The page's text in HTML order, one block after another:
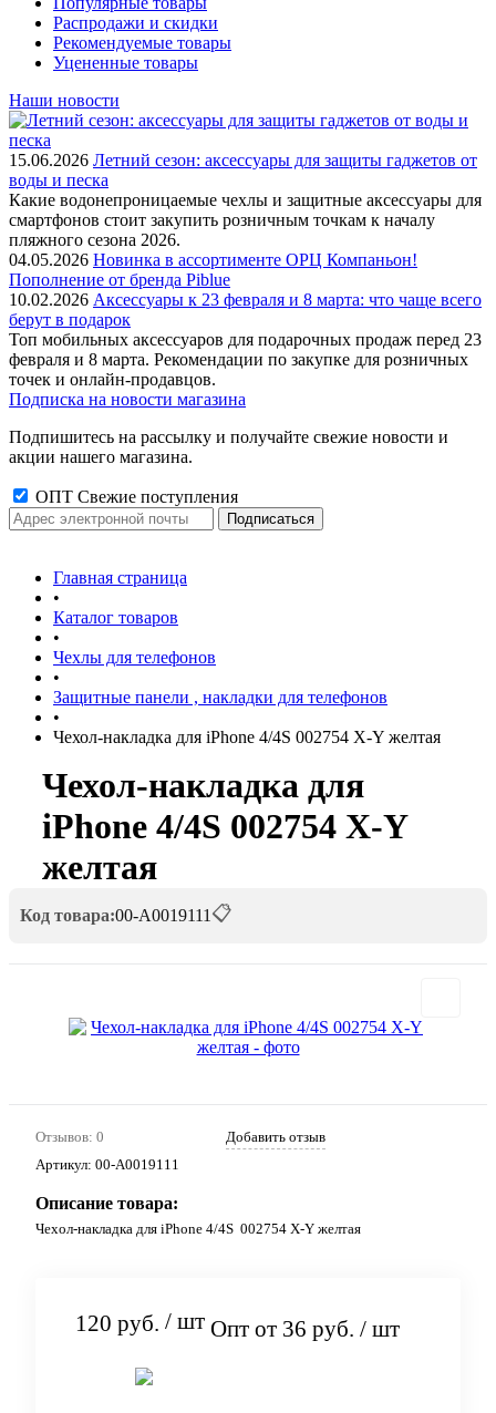
Распродажи и скидки
Рекомендуемые товары
Уцененные товары
Наши новости
15.06.2026 Летний сезон: аксессуары для защиты гаджетов от
воды и песка
Какие водонепроницаемые чехлы и защитные аксессуары для
смартфонов стоит закупить розничным точкам к началу
пляжного сезона 2026.
04.05.2026 Новинка в ассортименте OРЦ Компаньон!
Пополнение от бренда Piblue
10.02.2026 Аксессуары к 23 февраля и 8 марта: что чаще всего
берут в подарок
Топ мобильных аксессуаров для подарочных продаж перед 23
февраля и 8 марта. Рекомендации по закупке для розничных
точек и онлайн-продавцов.
Подписка на новости магазина
Подпишитесь на рассылку и получайте свежие новости и
акции нашего магазина.
ОПТ Свежие поступления
Главная страница
•
Каталог товаров
•
Чехлы для телефонов
•
Защитные панели , накладки для телефонов
•
Чехол-накладка для iPhone 4/4S 002754 X-Y желтая
Чехол-накладка для
iPhone 4/4S 002754 X-Y
желтая
Код товара:00-А0019111 📋
Отзывов: 0
Добавить отзыв
Артикул: 00-А0019111
Описание товара:
Чехол-накладка для iPhone 4/4S 002754 X-Y желтая
120 руб. / шт Опт от 36 руб. / шт